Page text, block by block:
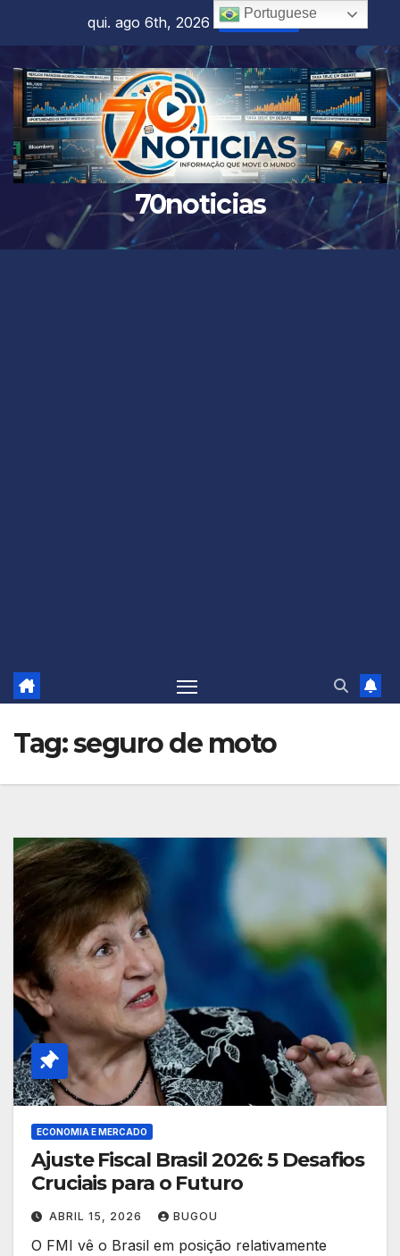
content
qui. ago 6th, 2026 3:07:45 AM
70noticias
Tag:seguro de moto
ECONOMIA E MERCADO
Ajuste Fiscal Brasil 2026: 5 Desafios
Cruciais para o Futuro
ABRIL 15, 2026 BUGOU
O FMI vê o Brasil em posição relativamente
Portuguese